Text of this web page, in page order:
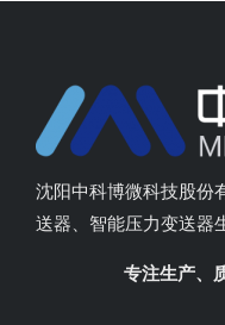
沈阳中科博微科技股份
送器、智能压力变送器
专注生产、